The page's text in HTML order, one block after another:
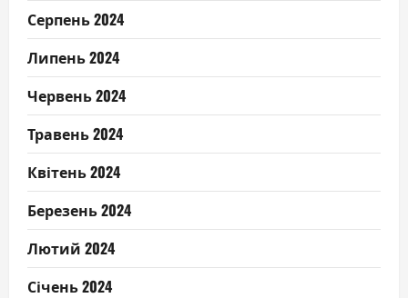
Серпень 2024
Липень 2024
Червень 2024
Травень 2024
Квітень 2024
Березень 2024
Лютий 2024
Січень 2024